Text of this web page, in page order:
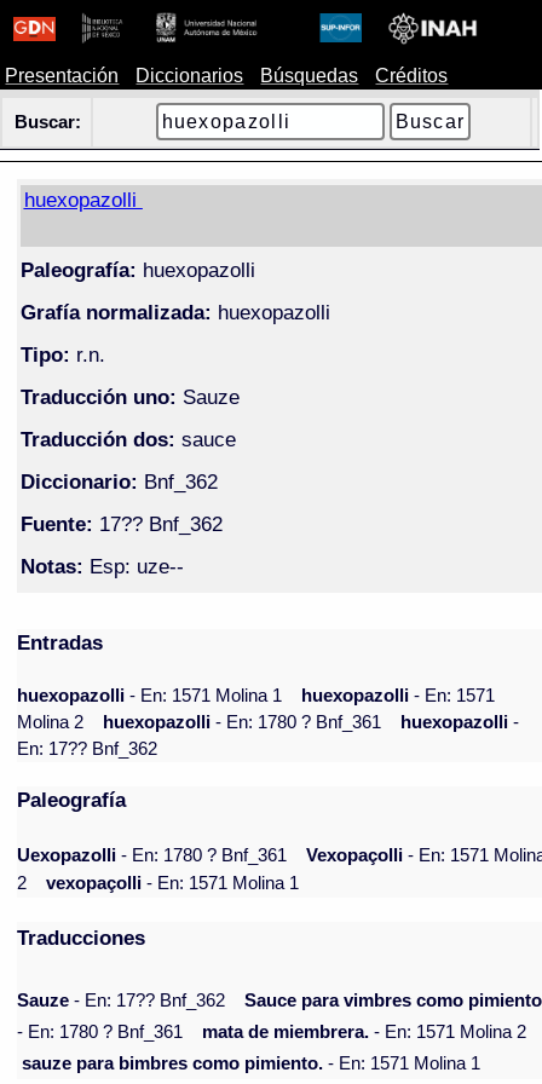
Presentación Diccionarios Búsquedas Créditos
Buscar:
huexopazolli
Paleografía: huexopazolli
Grafía normalizada: huexopazolli
Tipo: r.n.
Traducción uno: Sauze
Traducción dos: sauce
Diccionario: Bnf_362
Fuente: 17?? Bnf_362
Notas: Esp: uze--
Entradas
huexopazolli- En: 1571 Molina 1 huexopazolli- En: 1571
Molina 2
huexopazolli- En: 1780 ? Bnf_361 huexopazolli-
En: 17?? Bnf_362
Paleografía
Uexopazolli - En: 1780 ? Bnf_361 Vexopaçolli - En: 1571
2
vexopaçolli - En: 1571 Molina 1
Traducciones
Sauze - En: 17?? Bnf_362
Sauce para vimbres como pimiento
- En: 1780 ? Bnf_361
mata de miembrera. - En: 1571 Molina 2
sauze para bimbres como pimiento. - En: 1571 Molina 1